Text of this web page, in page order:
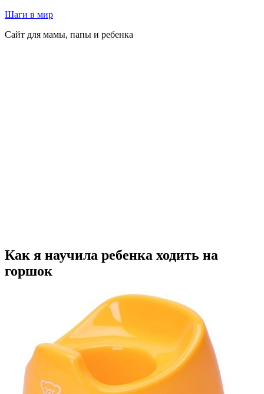
Перейти
содержимому
Шаги в мир
Сайт для мамы, папы и ребенка
Как я научила ребенка ходить на
горшок